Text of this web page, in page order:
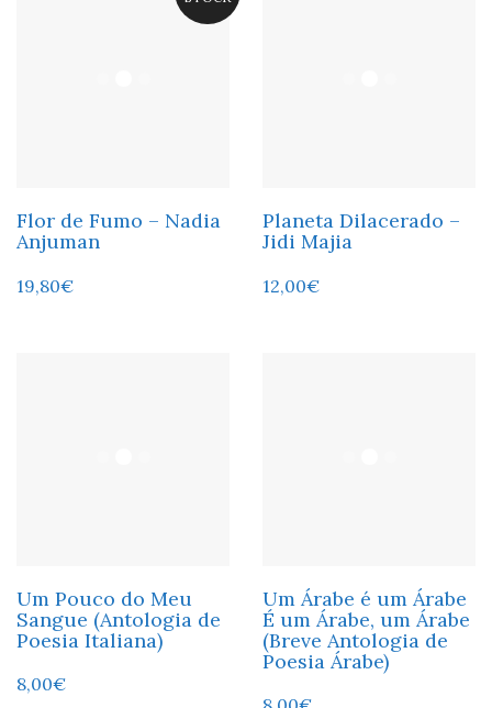
Flor de Fumo – Nadia
Anjuman
19,80€
Planeta Dilacerado –
Jidi Majia
12,00€
Um Pouco do Meu
Sangue (Antologia de
Poesia Italiana)
8,00€
Um Árabe é um Árabe
É um Árabe, um Árabe
(Breve Antologia de
Poesia Árabe)